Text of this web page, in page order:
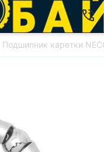
Подшипник каретки